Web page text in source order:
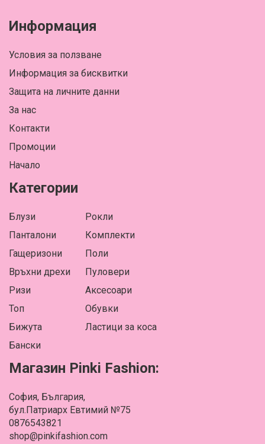
Информация
Условия за ползване
Информация за бисквитки
Защита на личните данни
За нас
Контакти
Промоции
Начало
Категории
Блузи
Панталони
Гащеризони
Връхни дрехи
Ризи
Топ
Бижута
Бански
Рокли
Комплекти
Поли
Пуловери
Аксесоари
Обувки
Ластици за коса
Магазин Pinki Fashion:
София, България,
бул.Патриарх Евтимий №75
0876543821
shop@pinkifashion.com